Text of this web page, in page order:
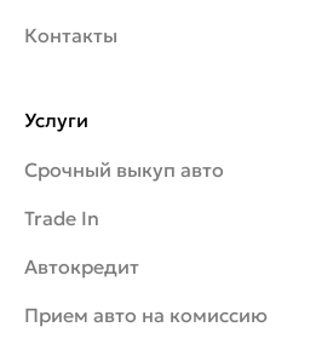
Контакты
Услуги
Срочный выкуп авто
Trade In
Автокредит
Прием авто на комиссию